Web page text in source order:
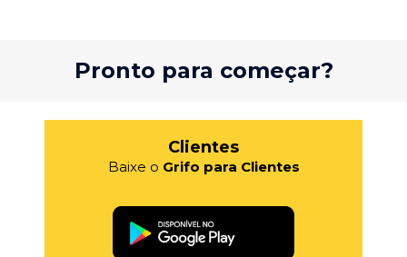
Pronto para começar?
Clientes
Baixe o Grifo para Clientes